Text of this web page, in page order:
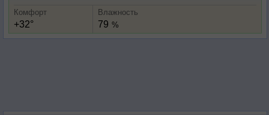
Комфорт
+32°
Влажность
79 %